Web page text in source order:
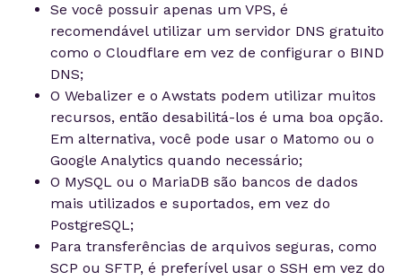
Se você possuir apenas um VPS, é
recomendável utilizar um servidor DNS gratuito
como o Cloudflare em vez de configurar o BIND
DNS;
O Webalizer e o Awstats podem utilizar muitos
recursos, então desabilitá-los é uma boa opção.
Em alternativa, você pode usar o Matomo ou o
Google Analytics quando necessário;
O MySQL ou o MariaDB são bancos de dados
mais utilizados e suportados, em vez do
PostgreSQL;
Para transferências de arquivos seguras, como
SCP ou SFTP, é preferível usar o SSH em vez do